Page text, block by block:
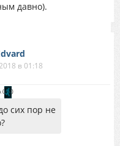
давно).
в 01:18
( )
сих пор не